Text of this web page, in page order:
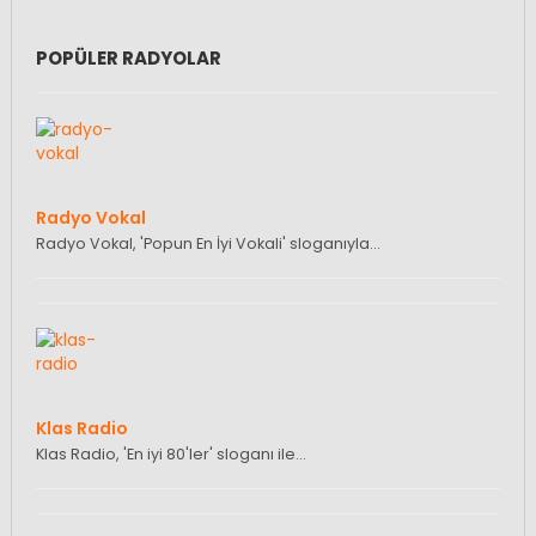
POPÜLER RADYOLAR
Radyo Vokal
Radyo Vokal, 'Popun En İyi Vokali' sloganıyla…
Klas Radio
Klas Radio, 'En iyi 80'ler' sloganı ile…